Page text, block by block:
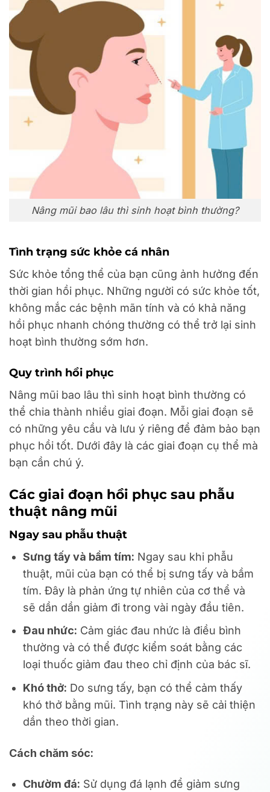
Nâng mũi bao lâu thì sinh hoạt bình thường?
Tình trạng sức khỏe cá nhân
Sức khỏe tổng thể của bạn cũng ảnh hưởng đến
thời gian hồi phục. Những người có sức khỏe tốt,
không mắc các bệnh mãn tính và có khả năng
hồi phục nhanh chóng thường có thể trở lại sinh
hoạt bình thường sớm hơn.
Quy trình hồi phục
Nâng mũi bao lâu thì sinh hoạt bình thường có
thể chia thành nhiều giai đoạn. Mỗi giai đoạn sẽ
có những yêu cầu và lưu ý riêng để đảm bảo bạn
phục hồi tốt. Dưới đây là các giai đoạn cụ thể mà
bạn cần chú ý.
Các giai đoạn hồi phục sau phẫu
thuật nâng mũi
Ngay sau phẫu thuật
Sưng tấy và bầm tím: Ngay sau khi phẫu
thuật, mũi của bạn có thể bị sưng tấy và bầm
tím. Đây là phản ứng tự nhiên của cơ thể và
sẽ dần dần giảm đi trong vài ngày đầu tiên.
Đau nhức: Cảm giác đau nhức là điều bình
thường và có thể được kiểm soát bằng các
loại thuốc giảm đau theo chỉ định của bác sĩ.
Khó thở: Do sưng tấy, bạn có thể cảm thấy
khó thở bằng mũi. Tình trạng này sẽ cải thiện
dần theo thời gian.
Cách chăm sóc:
Chườm đá: Sử dụng đá lạnh để giảm sưng